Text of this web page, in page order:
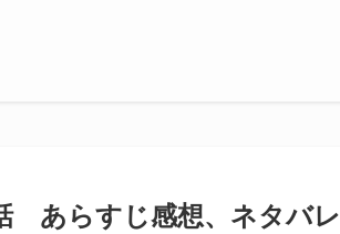
あらすじ感想、ネタバレ